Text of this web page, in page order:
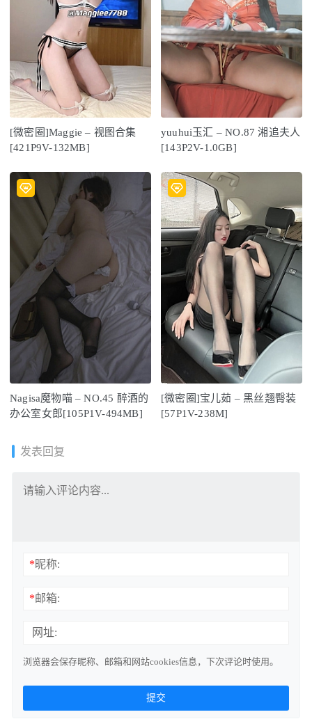
[微密圈]Maggie – 视图合集
[421P9V-132MB]
yuuhui玉汇 – NO.87 湘追夫人
[143P2V-1.0GB]
Nagisa魔物喵 – NO.45 醉酒的
办公室女郎[105P1V-494MB]
[微密圈]宝儿茹 – 黑丝翘臀装
[57P1V-238M]
发表回复
*昵称:
*邮箱:
网址:
浏览器会保存昵称、邮箱和网站cookies信息，下次评论时使用。